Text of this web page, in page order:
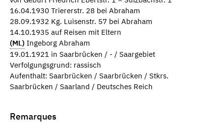
16.04.1930 Triererstr. 28 bei Abraham
28.09.1932 Kg. Luisenstr. 57 bei Abraham
14.10.1935 auf Reisen mit Eltern
(ML) Ingeborg Abraham
19.01.1921 in Saarbrücken / - / Saargebiet
Verfolgungsgrund: rassisch
Aufenthalt: Saarbrücken / Saarbrücken / Stkrs.
Saarbrücken / Saarland / Deutsches Reich
Remarques